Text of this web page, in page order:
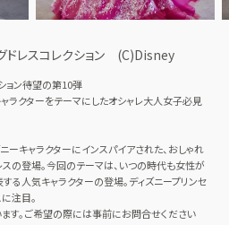
ドレスコレクション (C)Disney
ョン待望の第10弾
ラクターをテーマにしたオシャレ大人女子必見
キャラクターにインスパイアされた、おしゃれ
の登場。今回のテーマは、いつの時代も女性が
る人気キャラクターの登場。ディズニープリンセ
注目。
す。ご希望の際には事前にお問合せください